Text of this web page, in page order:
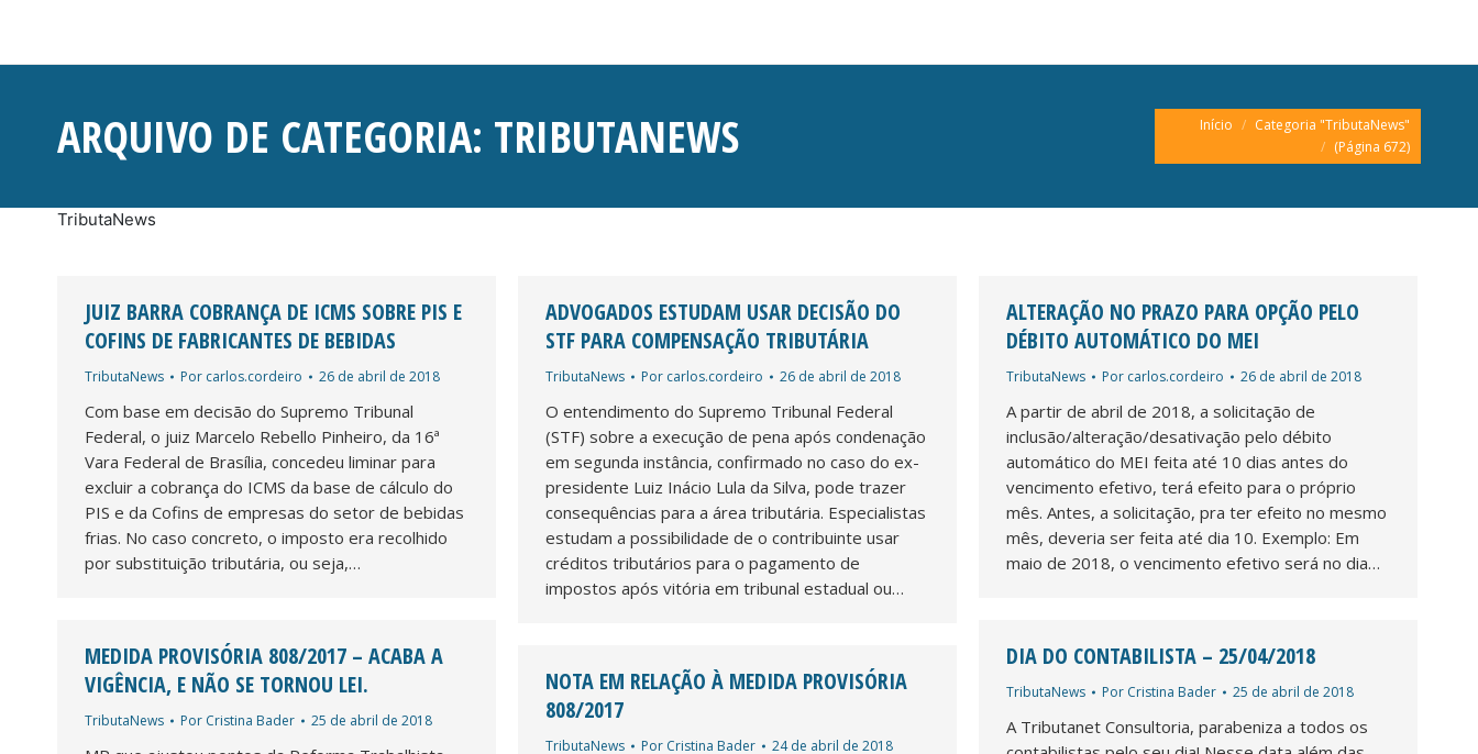
ARQUIVO DE CATEGORIA: TRIBUTANEWS Você está aqui:
Início
Categoria "TributaNews"
(Página 672)
TributaNews
JUIZ BARRA COBRANÇA DE ICMS SOBRE PIS E
COFINS DE FABRICANTES DE BEBIDAS
TributaNews Por carlos.cordeiro 26 de abril de 2018
Com base em decisão do Supremo Tribunal
Federal, o juiz Marcelo Rebello Pinheiro, da 16ª
Vara Federal de Brasília, concedeu liminar para
excluir a cobrança do ICMS da base de cálculo do
PIS e da Cofins de empresas do setor de bebidas
frias. No caso concreto, o imposto era recolhido
por substituição tributária, ou seja,…
ADVOGADOS ESTUDAM USAR DECISÃO DO
STF PARA COMPENSAÇÃO TRIBUTÁRIA
TributaNews Por carlos.cordeiro 26 de abril de 2018
O entendimento do Supremo Tribunal Federal
(STF) sobre a execução de pena após condenação
em segunda instância, confirmado no caso do ex-
presidente Luiz Inácio Lula da Silva, pode trazer
consequências para a área tributária. Especialistas
estudam a possibilidade de o contribuinte usar
créditos tributários para o pagamento de
impostos após vitória em tribunal estadual ou…
ALTERAÇÃO NO PRAZO PARA OPÇÃO PELO
DÉBITO AUTOMÁTICO DO MEI
TributaNews Por carlos.cordeiro 26 de abril de 2018
A partir de abril de 2018, a solicitação de
inclusão/alteração/desativação pelo débito
automático do MEI feita até 10 dias antes do
vencimento efetivo, terá efeito para o próprio
mês. Antes, a solicitação, pra ter efeito no mesmo
mês, deveria ser feita até dia 10. Exemplo: Em
maio de 2018, o vencimento efetivo será no dia…
MEDIDA PROVISÓRIA 808/2017 – ACABA A
VIGÊNCIA, E NÃO SE TORNOU LEI.
TributaNews Por Cristina Bader 25 de abril de 2018
DIA DO CONTABILISTA – 25/04/2018
TributaNews Por Cristina Bader 25 de abril de 2018
A Tributanet Consultoria, parabeniza a todos os
NOTA EM RELAÇÃO À MEDIDA PROVISÓRIA
808/2017
TributaNews Por Cristina Bader 24 de abril de 2018